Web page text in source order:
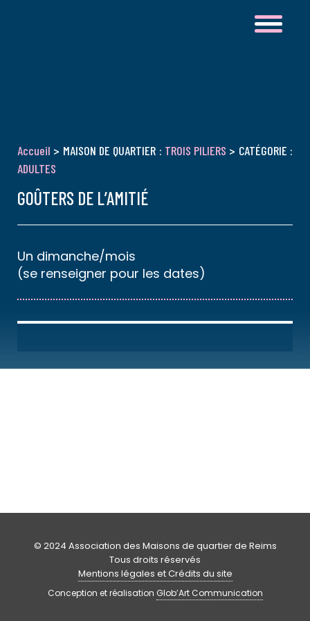
Accueil > MAISON DE QUARTIER : TROIS PILIERS > CATÉGORIE :
ADULTES
GOÛTERS DE L’AMITIÉ
Un dimanche/mois
(se renseigner pour les dates)
© 2024 Association des Maisons de quartier de Reims
Tous droits réservés
Mentions légales et Crédits du site
Conception et réalisation Glob’Art Communication